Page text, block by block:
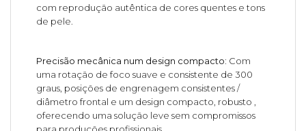
com reprodução autêntica de cores quentes e tons
de pele.
Precisão mecânica num design compacto: Com
uma rotação de foco suave e consistente de 300
graus, posições de engrenagem consistentes /
diâmetro frontal e um design compacto, robusto ,
oferecendo uma solução leve sem compromissos
para produções profissionais.